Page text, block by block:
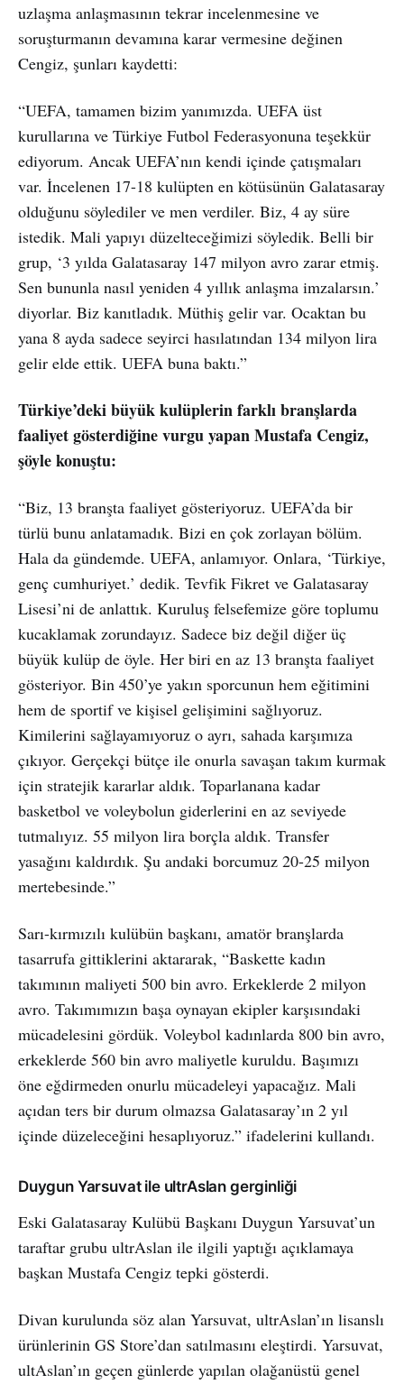
uzlaşma anlaşmasının tekrar incelenmesine ve
soruşturmanın devamına karar vermesine değinen
Cengiz, şunları kaydetti:
“UEFA, tamamen bizim yanımızda. UEFA üst
kurullarına ve Türkiye Futbol Federasyonuna teşekkür
ediyorum. Ancak UEFA’nın kendi içinde çatışmaları
var. İncelenen 17-18 kulüpten en kötüsünün Galatasaray
olduğunu söylediler ve men verdiler. Biz, 4 ay süre
istedik. Mali yapıyı düzelteceğimizi söyledik. Belli bir
grup, ‘3 yılda Galatasaray 147 milyon avro zarar etmiş.
Sen bununla nasıl yeniden 4 yıllık anlaşma imzalarsın.’
diyorlar. Biz kanıtladık. Müthiş gelir var. Ocaktan bu
yana 8 ayda sadece seyirci hasılatından 134 milyon lira
gelir elde ettik. UEFA buna baktı.”
Türkiye’deki büyük kulüplerin farklı branşlarda
faaliyet gösterdiğine vurgu yapan Mustafa Cengiz,
şöyle konuştu:
“Biz, 13 branşta faaliyet gösteriyoruz. UEFA’da bir
türlü bunu anlatamadık. Bizi en çok zorlayan bölüm.
Hala da gündemde. UEFA, anlamıyor. Onlara, ‘Türkiye,
genç cumhuriyet.’ dedik. Tevfik Fikret ve Galatasaray
Lisesi’ni de anlattık. Kuruluş felsefemize göre toplumu
kucaklamak zorundayız. Sadece biz değil diğer üç
büyük kulüp de öyle. Her biri en az 13 branşta faaliyet
gösteriyor. Bin 450’ye yakın sporcunun hem eğitimini
hem de sportif ve kişisel gelişimini sağlıyoruz.
Kimilerini sağlayamıyoruz o ayrı, sahada karşımıza
çıkıyor. Gerçekçi bütçe ile onurla savaşan takım kurmak
için stratejik kararlar aldık. Toparlanana kadar
basketbol ve voleybolun giderlerini en az seviyede
tutmalıyız. 55 milyon lira borçla aldık. Transfer
yasağını kaldırdık. Şu andaki borcumuz 20-25 milyon
mertebesinde.”
Sarı-kırmızılı kulübün başkanı, amatör branşlarda
tasarrufa gittiklerini aktararak, “Baskette kadın
takımının maliyeti 500 bin avro. Erkeklerde 2 milyon
avro. Takımımızın başa oynayan ekipler karşısındaki
mücadelesini gördük. Voleybol kadınlarda 800 bin avro,
erkeklerde 560 bin avro maliyetle kuruldu. Başımızı
öne eğdirmeden onurlu mücadeleyi yapacağız. Mali
açıdan ters bir durum olmazsa Galatasaray’ın 2 yıl
içinde düzeleceğini hesaplıyoruz.” ifadelerini kullandı.
Duygun Yarsuvat ile ultrAslan gerginliği
Eski Galatasaray Kulübü Başkanı Duygun Yarsuvat’un
taraftar grubu ultrAslan ile ilgili yaptığı açıklamaya
başkan Mustafa Cengiz tepki gösterdi.
Divan kurulunda söz alan Yarsuvat, ultrAslan’ın lisanslı
ürünlerinin GS Store’dan satılmasını eleştirdi. Yarsuvat,
ultAslan’ın geçen günlerde yapılan olağanüstü genel